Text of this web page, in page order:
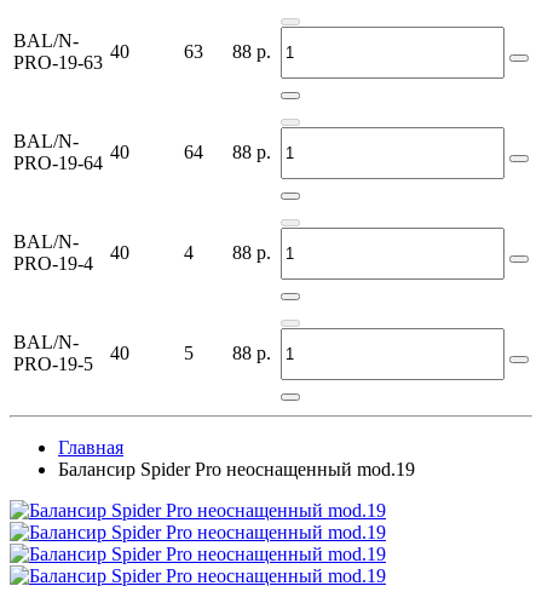
BAL/N-
PRO-19-63
40 63 88 р.
BAL/N-
PRO-19-64
40 64 88 р.
BAL/N-
PRO-19-4
40 4 88 р.
BAL/N-
PRO-19-5
40 5 88 р.
Главная
Балансир Spider Pro неоснащенный mod.19